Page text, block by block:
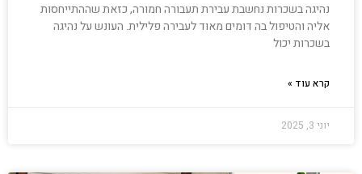
נהיגה בשכרות נחשבת עבירת תעבורה חמורה, כזאת שההתייחסות
אליה והטיפול בה דומים מאוד לעבירה פלילית. העונש על נהיגה
בשכרות יכול
קרא עוד »
יוני 3, 2025